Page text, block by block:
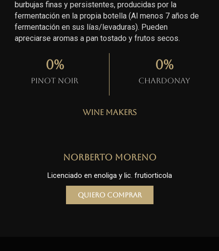
burbujas finas y persistentes, producidas por la
fermentación en la propia botella (Al menos 7 años de
fermentación en sus lías/levaduras). Pueden
apreciarse aromas a pan tostado y frutos secos.
Pinot Noir
0%
Chardonay
0%
Wine Makers
Norberto Moreno
Licenciado en enoliga y lic. frutiorticola
Quiero comprar